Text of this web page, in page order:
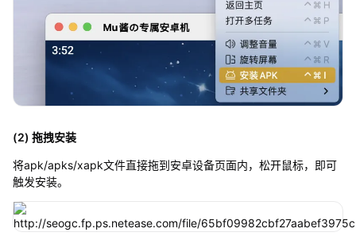
(2) 拖拽安装
将apk/apks/xapk文件直接拖到安卓设备页面内，松开鼠标，即可
触发安装。